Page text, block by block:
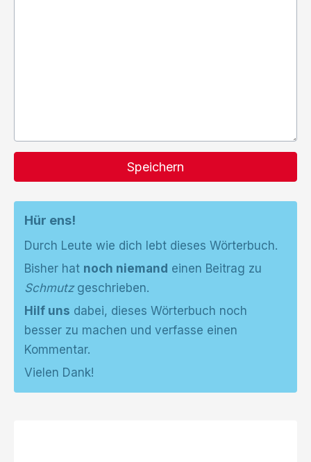
Speichern
Hür ens!
Durch Leute wie dich lebt dieses Wörterbuch.
Bisher hat noch niemand einen Beitrag zu
Schmutzgeschrieben.
Hilf uns dabei, dieses Wörterbuch noch
besser zu machen und verfasse einen
Kommentar.
Vielen Dank!